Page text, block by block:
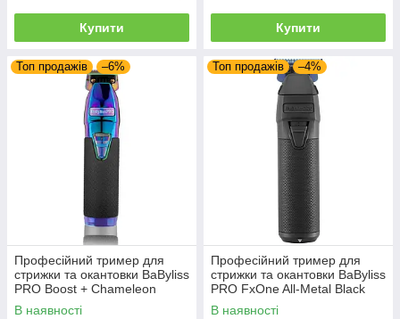
Купити Купити
Топ продажів –6%
Професійний тример для
стрижки та окантовки BaByliss
PRO Boost + Chameleon
(FX7870IBPE)
В наявності
Топ продажів –4%
Професійний тример для
стрижки та окантовки BaByliss
PRO FxOne All-Metal Black
Skeleton (FX799MBE)
В наявності